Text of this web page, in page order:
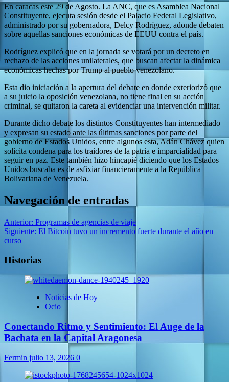
En caracas este 29 de Agosto. La ANC, que es Asamblea Nacional
Constituyente, ejecuta sesión desde el Palacio Federal Legislativo,
administrado por su gobernadora, Delcy Rodríguez, adonde debaten
sobre aquellas sanciones económicas de EEUU contra el país.
Rodríguez explicó que en la jornada se votará por un decreto en
rechazo de las acciones unilaterales, que buscan afectar la dinámica
económicas hechas por Trump al pueblo venezolano.
Esta dio iniciación a la apertura del debate en donde exteriorizó que
a su juicio la oposición venezolana, no tiene final en su acción
criminal, se quitaron la careta al evidenciar una intervención militar.
Durante dicho debate los distintos Constituyentes han intermediado
y expresan su estado ante las últimas sanciones por parte del
gobierno de Estados Unidos, entre algunos esta, Adán Chávez quien
solicita condena para los traidores de la patria e imparcialidad para
seguir en paz. Este también hizo hincapié diciendo que los Estados
Unidos buscaba es de asfixiar financieramente a la República
Bolivariana de Venezuela.
Navegación de entradas
Anterior: Programas de agencias de viaje
Siguiente: El Bitcoin tuvo un incremento fuerte durante el año en
curso
Historias
Noticias de Hoy
Ocio
Conectando Ritmo y Sentimiento: El Auge de la
Bachata en la Capital Aragonesa
Fermin julio 13, 2026 0